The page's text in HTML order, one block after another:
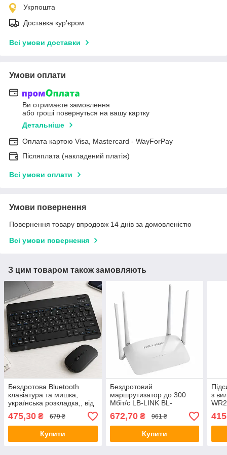
Укрпошта
Доставка кур'єром
Всі умови доставки
Умови оплати
Ви отримаєте замовлення
або гроші повернуться на вашу картку
Детальніше
Оплата картою Visa, Mastercard - WayForPay
Післяплата (накладений платіж)
Всі умови оплати
Умови повернення
Повернення товару впродовж 14 днів за домовленістю
Всі умови повернення
З цим товаром також замовляють
Бездротова Bluetooth
клавіатура та мишка,
українська розкладка,, від
USB, BT Combo /
Безшумна мишка з
клавіатурою
475,30 ₴ 679 ₴
Купити
Бездротовий
маршрутизатор до 300
Мбіт/с LB-LINK BL-
WR450H / Wi-Fi роутер /
Вайфай роутер
672,70₴ 961 ₴
Купити
з
фай